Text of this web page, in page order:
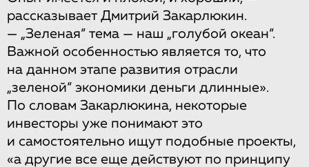
рассказывает Дмитрий Закарлюкин.
— „Зеленая“ тема — наш „голубой океан“.
Важной особенностью является то, что
на данном этапе развития отрасли
„зеленой“ экономики деньги длинные».
По словам Закарлюкина, некоторые
инвесторы уже понимают это
и самостоятельно ищут подобные проекты,
«а другие все еще действуют по принципу